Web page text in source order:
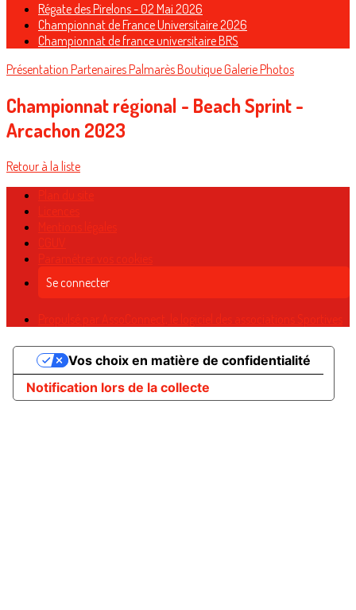
Régate des Pirelons - 02 Mai 2026
Championnat de France Universitaire 2026
Championnat de france universitaire BRS
Présentation PartenairesPalmarèsBoutiqueGalerie Photos
Championnat régional - Beach Sprint -
Arcachon 2023
Retour à la liste
Plan du site
Licences
Mentions légales
CGUV
Paramétrer vos cookies
Se connecter
Propulsé par AssoConnect, le logiciel des associations Sportives
Notification lors de la collecte
Vos choix en matière de confidentialité